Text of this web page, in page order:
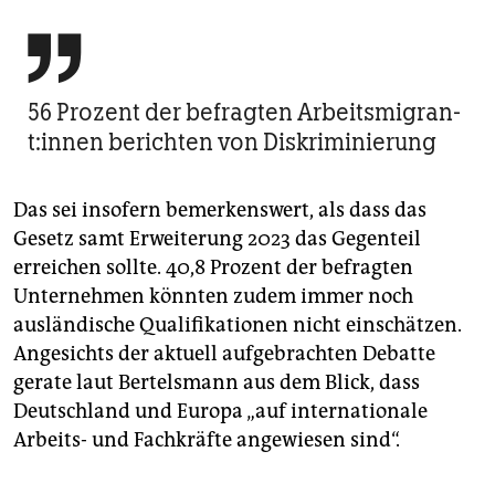

56 Prozent der befragten Arbeits­mi­gran­
t:in­nen berichten von Diskriminierung
Das sei insofern bemerkenswert, als dass das
Gesetz samt Erweiterung 2023 das Gegenteil
erreichen sollte. 40,8 Prozent der befragten
Unternehmen könnten zudem immer noch
ausländische Qualifikationen nicht einschätzen.
Angesichts der aktuell aufgebrachten Debatte
gerate laut Bertelsmann aus dem Blick, dass
Deutschland und Europa „auf internationale
Arbeits- und Fachkräfte angewiesen sind“.